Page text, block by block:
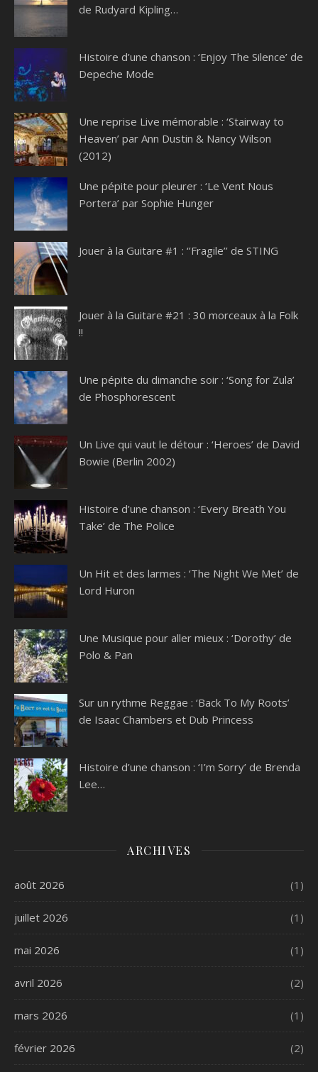
de Rudyard Kipling…
Histoire d’une chanson : ‘Enjoy The Silence’ de
Depeche Mode
Une reprise Live mémorable : ‘Stairway to
Heaven’ par Ann Dustin & Nancy Wilson
(2012)
Une pépite pour pleurer : ‘Le Vent Nous
Portera’ par Sophie Hunger
Jouer à la Guitare #1 : ‘’Fragile’’ de STING
Jouer à la Guitare #21 : 30 morceaux à la Folk
!!
Une pépite du dimanche soir : ‘Song for Zula’
de Phosphorescent
Un Live qui vaut le détour : ‘Heroes’ de David
Bowie (Berlin 2002)
Histoire d’une chanson : ‘Every Breath You
Take’ de The Police
Un Hit et des larmes : ‘The Night We Met’ de
Lord Huron
Une Musique pour aller mieux : ‘Dorothy’ de
Polo & Pan
Sur un rythme Reggae : ‘Back To My Roots’
de Isaac Chambers et Dub Princess
Histoire d’une chanson : ‘I’m Sorry’ de Brenda
Lee…
ARCHIVES
août 2026 (1)
juillet 2026 (1)
mai 2026 (1)
avril 2026 (2)
mars 2026 (1)
février 2026 (2)